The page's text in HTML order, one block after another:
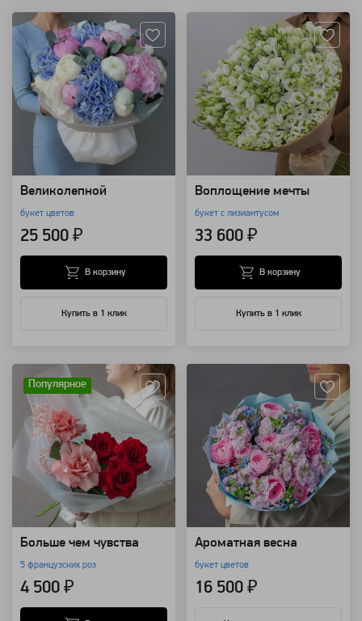
Великолепной
букет цветов
25 500 ₽
Купить в 1 клик
В корзину
Воплощение мечты
букет с лизиантусом
33 600 ₽
Купить в 1 клик
В корзину
Популярное
Больше чем чувства
5 французских роз
4 500 ₽
Ароматная весна
букет цветов
16 500 ₽